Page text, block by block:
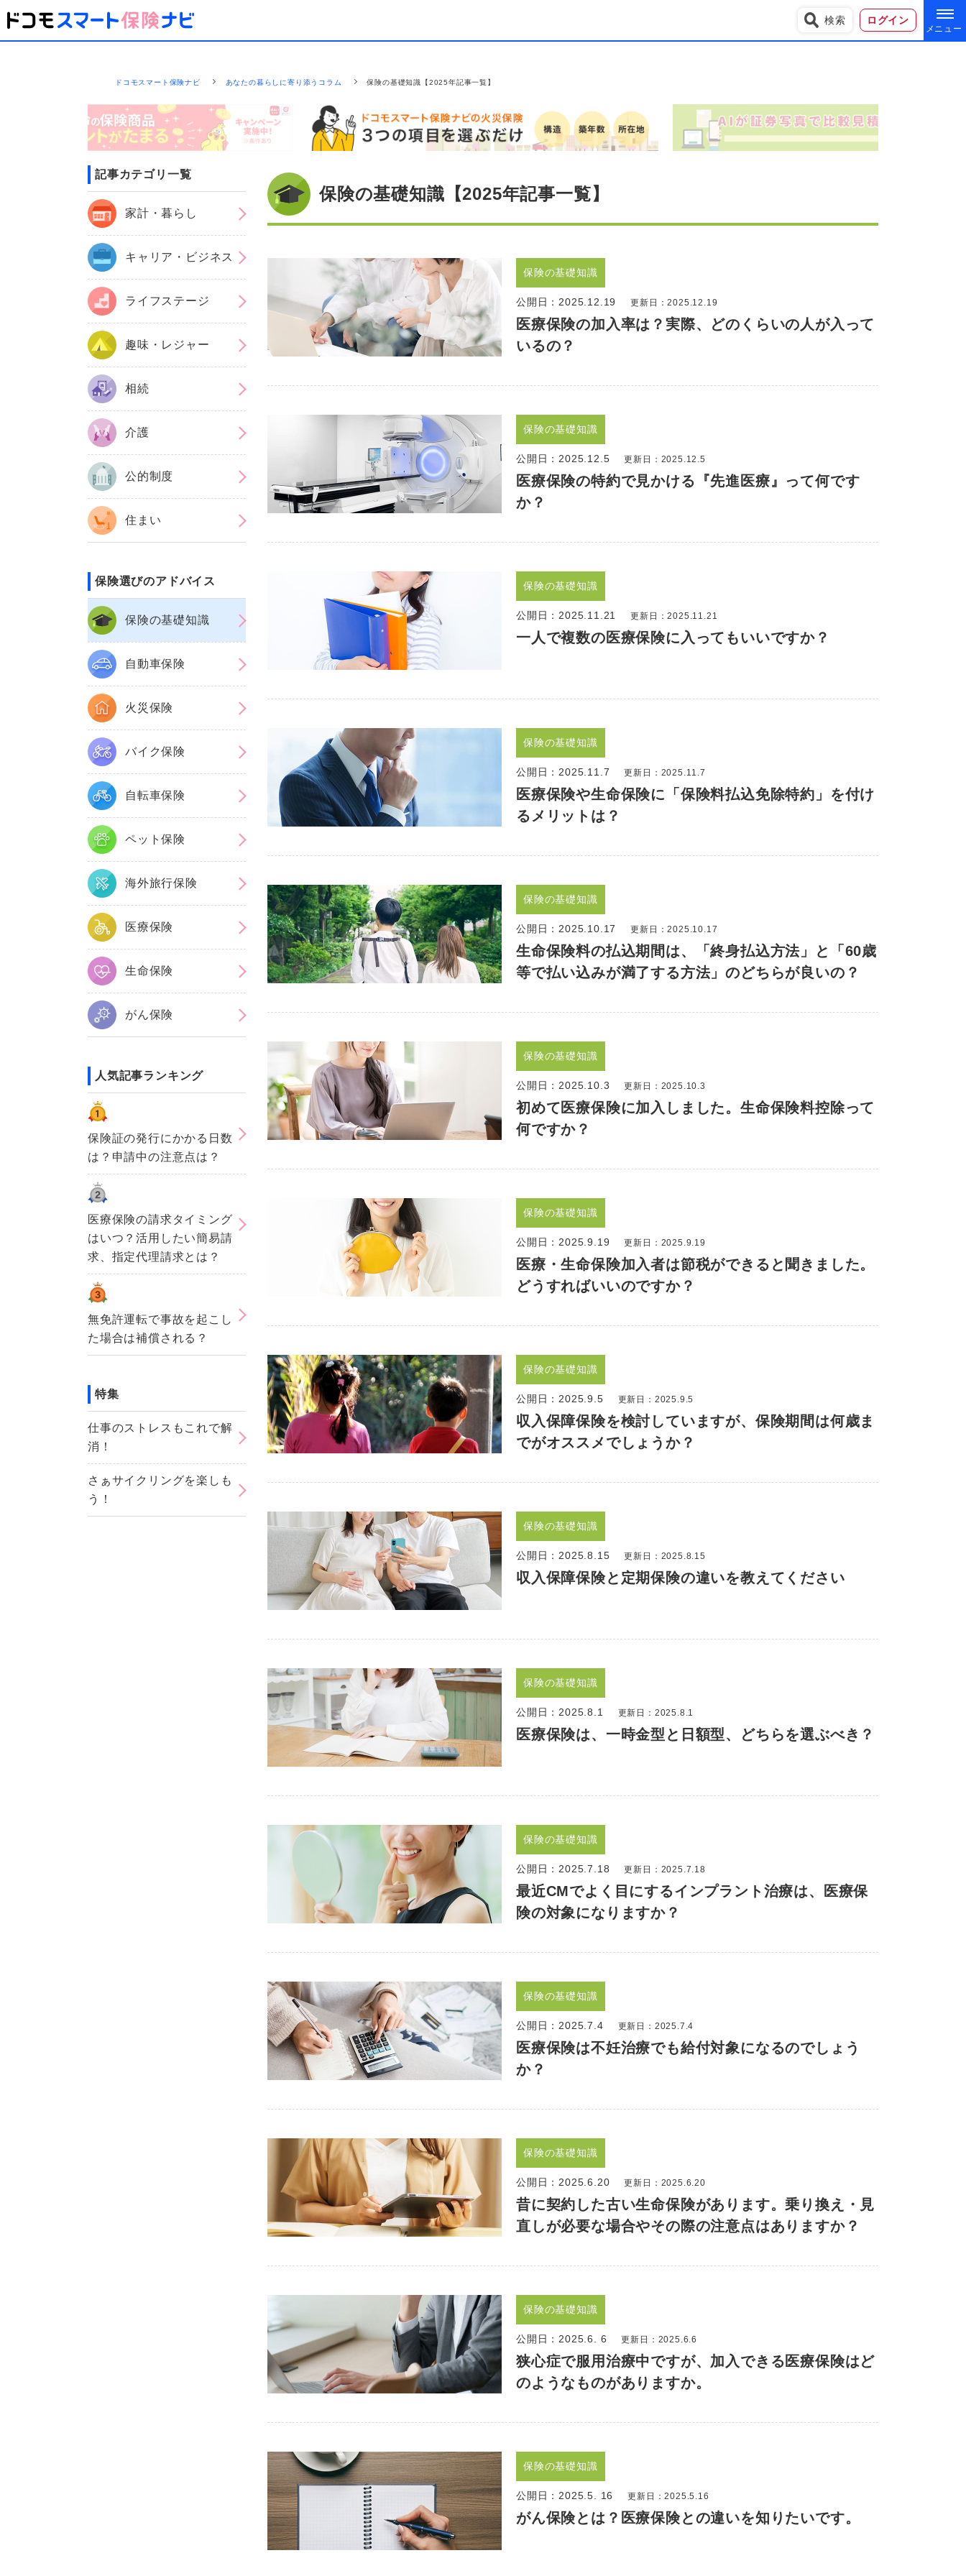
検索 ログイン
ドコモスマート保険ナビ あなたの暮らしに寄り添うコラム 保険の基礎知識【2025年記事一覧】
記事カテゴリ一覧
家計・暮らし
キャリア・ビジネス
ライフステージ
趣味・レジャー
相続
介護
公的制度
住まい
保険選びのアドバイス
保険の基礎知識
自動車保険
火災保険
バイク保険
自転車保険
ペット保険
海外旅行保険
医療保険
生命保険
がん保険
人気記事ランキング
保険証の発行にかかる日数
は？申請中の注意点は？
医療保険の請求タイミング
はいつ？活用したい簡易請
求、指定代理請求とは？
無免許運転で事故を起こし
た場合は補償される？
特集
仕事のストレスもこれで解
消！
さぁサイクリングを楽しも
う！
保険の基礎知識【2025年記事一覧】
保険の基礎知識
公開日： 2025.12.19 更新日：2025.12.19
医療保険の加入率は？実際、どのくらいの人が入って
いるの？
保険の基礎知識
公開日： 2025.12.5 更新日：2025.12.5
医療保険の特約で見かける『先進医療』って何です
か？
保険の基礎知識
公開日： 2025.11.21 更新日：2025.11.21
一人で複数の医療保険に入ってもいいですか？
保険の基礎知識
公開日： 2025.11.7 更新日：2025.11.7
医療保険や生命保険に「保険料払込免除特約」を付け
るメリットは？
保険の基礎知識
公開日： 2025.10.17 更新日：2025.10.17
生命保険料の払込期間は、「終身払込方法」と「60歳
等で払い込みが満了する方法」のどちらが良いの？
保険の基礎知識
公開日： 2025.10.3 更新日：2025.10.3
初めて医療保険に加入しました。生命保険料控除って
何ですか？
保険の基礎知識
公開日： 2025.9.19 更新日：2025.9.19
医療・生命保険加入者は節税ができると聞きました。
どうすればいいのですか？
保険の基礎知識
公開日： 2025.9.5 更新日：2025.9.5
収入保障保険を検討していますが、保険期間は何歳ま
でがオススメでしょうか？
保険の基礎知識
公開日： 2025.8.15 更新日：2025.8.15
収入保障保険と定期保険の違いを教えてください
保険の基礎知識
公開日： 2025.8.1 更新日：2025.8.1
医療保険は、一時金型と日額型、どちらを選ぶべき？
保険の基礎知識
公開日： 2025.7.18 更新日：2025.7.18
最近CMでよく目にするインプラント治療は、医療保
険の対象になりますか？
保険の基礎知識
公開日： 2025.7.4 更新日：2025.7.4
医療保険は不妊治療でも給付対象になるのでしょう
か？
保険の基礎知識
公開日： 2025.6.20 更新日：2025.6.20
昔に契約した古い生命保険があります。乗り換え・見
直しが必要な場合やその際の注意点はありますか？
保険の基礎知識
公開日： 2025.6. 6 更新日：2025.6.6
狭心症で服用治療中ですが、加入できる医療保険はど
のようなものがありますか。
保険の基礎知識
公開日： 2025.5. 16 更新日：2025.5.16
がん保険とは？医療保険との違いを知りたいです。